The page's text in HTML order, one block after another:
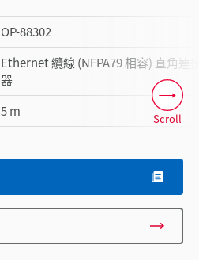
OP-88302
Ethernet 纜線 (NFPA79 相容) 直角連
器
5 m Scroll